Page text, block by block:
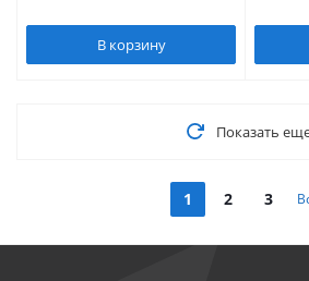
В корзину
Показать
1 2 3